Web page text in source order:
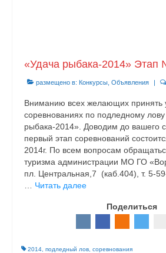
«Удача рыбака-2014» Этап
размещено в: Конкурсы Объявления |
Вниманию всех желающих принять
соревнованиях по подледному
рыбака-2014». Доводим до вашего
первый этап соревнований
2014г. По всем вопросам
туризма администрации МО ГО
пл. Центральная,7 (каб.404), т. 5-
Читать далее
Поделиться
2014 подледный лов соревнования